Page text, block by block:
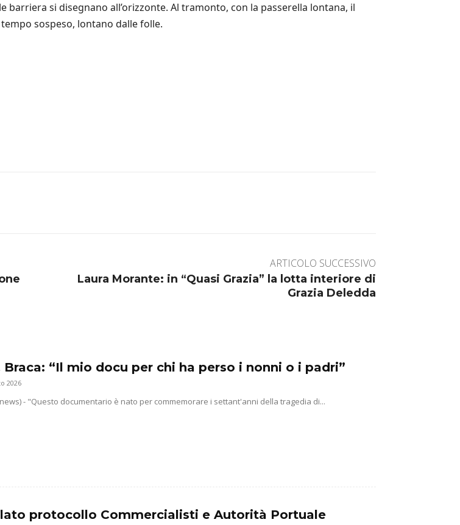
si disegnano all’orizzonte. Al tramonto, con la passerella lontana, il
sospeso, lontano dalle folle.
ARTICOLO SUCCESSIVO
Laura Morante: in “Quasi Grazia” la lotta interiore di
Grazia Deledda
Braca: “Il mio docu per chi ha perso i nonni o i padri”
2026
- "Questo documentario è nato per commemorare i settant'anni della tragedia di...
protocollo Commercialisti e Autorità Portuale